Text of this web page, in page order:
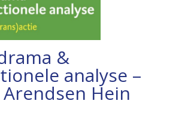
&
analyse –
Hein